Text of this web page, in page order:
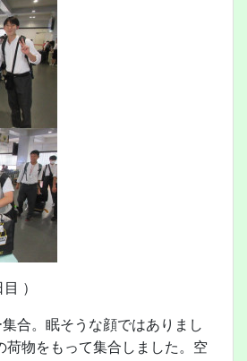
）
合。眠そうな顔ではありまし
荷物をもって集合しました。空